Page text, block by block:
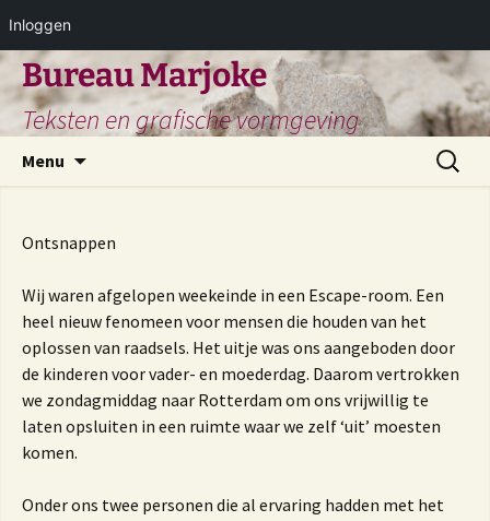
Inloggen
Ga
naar
inhoud
Bureau Marjoke
Teksten en grafische vormgeving
Menu
Zoeken
naar:
Ontsnappen
Wij waren afgelopen weekeinde in een Escape-room. Een
heel nieuw fenomeen voor mensen die houden van het
oplossen van raadsels. Het uitje was ons aangeboden door
de kinderen voor vader- en moederdag. Daarom vertrokken
we zondagmiddag naar Rotterdam om ons vrijwillig te
laten opsluiten in een ruimte waar we zelf ‘uit’ moesten
komen.
Onder ons twee personen die al ervaring hadden met het